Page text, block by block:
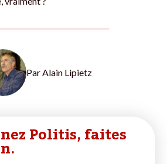
Par Alain Lipietz
Politis, faites